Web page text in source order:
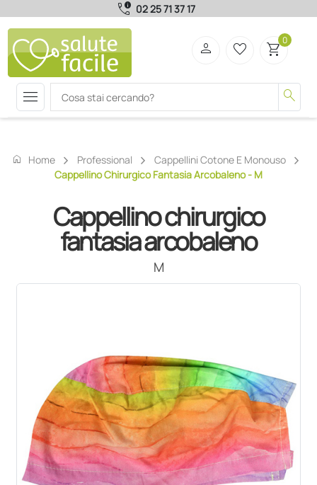
call_quality 02 25 71 37 17
menu search
person favorite_border shopping_cart0
home Home Professional
Cappellini Cotone E Monouso
Cappellino Chirurgico Fantasia Arcobaleno - M
Cappellino chirurgico
fantasia arcobaleno
M